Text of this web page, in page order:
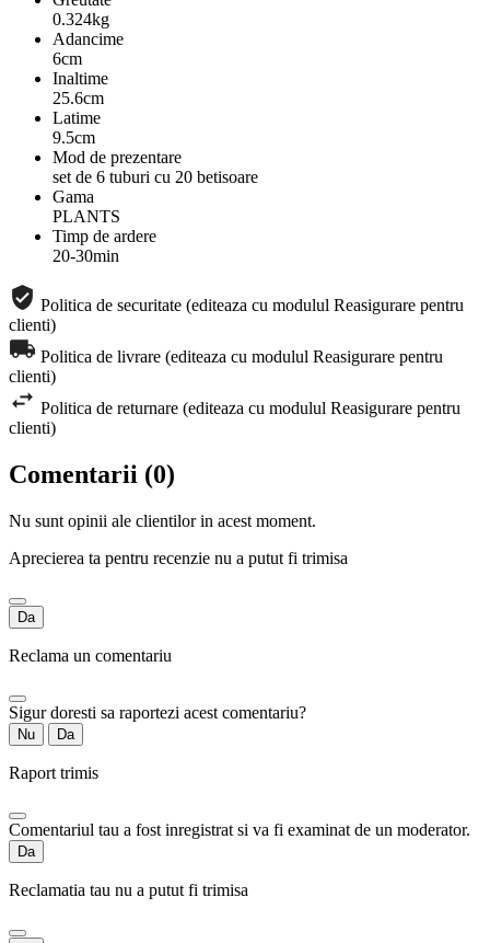
0.324kg
Adancime
6cm
Inaltime
25.6cm
Latime
9.5cm
Mod de prezentare
set de 6 tuburi cu 20 betisoare
Gama
PLANTS
Timp de ardere
20-30min
Politica de securitate (editeaza cu modulul Reasigurare pentru
clienti)
Politica de livrare (editeaza cu modulul Reasigurare pentru
clienti)
Politica de returnare (editeaza cu modulul Reasigurare pentru
clienti)
Comentarii (0)
Nu sunt opinii ale clientilor in acest moment.
Aprecierea ta pentru recenzie nu a putut fi trimisa
Da
Reclama un comentariu
Sigur doresti sa raportezi acest comentariu?
Nu Da
Raport trimis
Comentariul tau a fost inregistrat si va fi examinat de un moderator.
Da
Reclamatia tau nu a putut fi trimisa